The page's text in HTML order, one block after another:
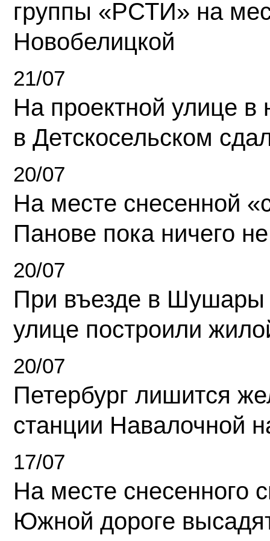
группы «РСТИ» на
Новобелицкой
21/07
На проектной улице
в Детскосельском
20/07
На месте снесенной
Панове пока ничего
20/07
При въезде в Шушары
улице построили
20/07
Петербург лишится
станции Навалочной
17/07
На месте снесенного
Южной дороге